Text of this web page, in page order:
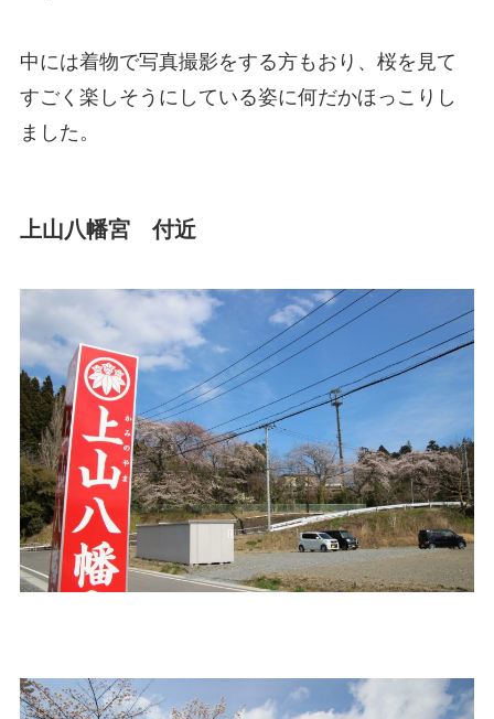
中には着物で写真撮影をする方もおり、桜を見て
すごく楽しそうにしている姿に何だかほっこりし
ました。
上山八幡宮 付近